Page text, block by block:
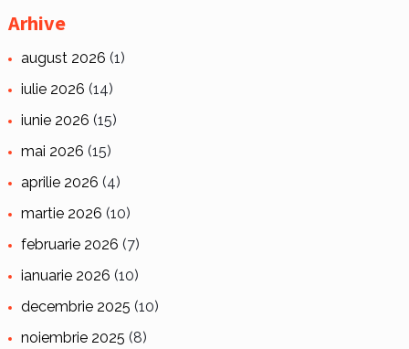
Arhive
august 2026 (1)
iulie 2026 (14)
iunie 2026 (15)
mai 2026 (15)
aprilie 2026 (4)
martie 2026 (10)
februarie 2026 (7)
ianuarie 2026 (10)
decembrie 2025 (10)
noiembrie 2025 (8)